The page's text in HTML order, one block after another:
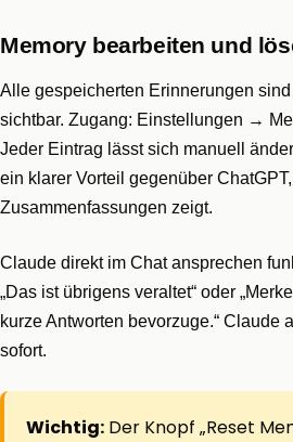
Memory bearbeiten und
Alle gespeicherten Erinnerungen
sichtbar. Zugang: Einstellungen →
Jeder Eintrag lässt sich manuell
ein klarer Vorteil gegenüber
Zusammenfassungen zeigt.
Claude direkt im Chat ansprechen
„Das ist übrigens veraltet“ oder
kurze Antworten bevorzuge.“ Claude
sofort.
Wichtig: Der Knopf „Reset